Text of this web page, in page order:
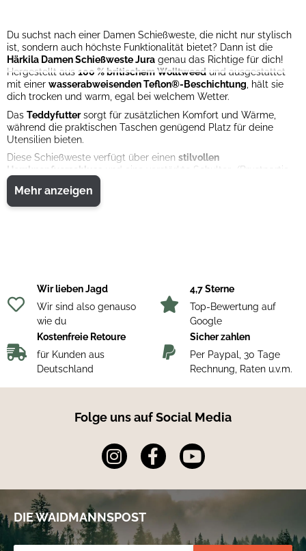
Du suchst nach einer Damen Schießweste, die nicht nur stylisch
ist, sondern auch höchste Funktionalität bietet? Dann ist die
Härkila Damen Schießweste Jura genau das Richtige für dich!
Hergestellt aus 100 % britischem Wolltweed und ausgestattet
mit einer wasserabweisenden Teflon®-Beschichtung , hält sie
dich trocken und warm, egal bei welchem Wetter.
Das Teddyfuttersorgt für zusätzlichen Komfort und Wärme,
während die praktischen Taschen genügend Platz für deine
Utensilien bieten.
Diese Schießweste verfügt über einen stilvollen
Hornknopfverschluss
und eine verstärkte Schulter-/Brustpartie
für zusätzlichen Schutz und Eleganz. Die großen Taschen mit
Abflusslöchern bieten ausreichend Stauraum und die
Innentaschen ermöglichen die einfache Platzierung von
Mehr anzeigen
Wir lieben Jagd
Wir sind also genauso
wie du
4,7 Sterne
Top-Bewertung auf
Google
Kostenfreie Retoure
für Kunden aus
Deutschland
Sicher zahlen
Per Paypal, 30 Tage
Rechnung, Raten u.v.m.
Folge uns auf Social Media
DIE WAIDMANNSPOST